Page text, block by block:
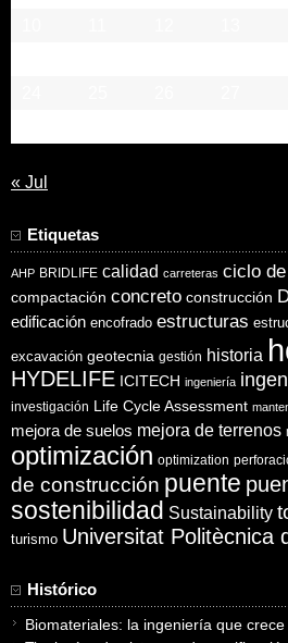
« Jul
Etiquetas
AHP BRIDLIFE calidad carreteras ciclo
compactación concreto construcción
edificación encofrado estructuras
excavación geotecnia gestión historia
HYDELIFE ICITECH ingeniería
investigación Life Cycle Assessment
mejora de suelos mejora de terrenos
optimización optimization
de construcción puente
sostenibilidad Sustainability
turismo Universitat Politècnica
Histórico
Biomateriales: la ingeniería que